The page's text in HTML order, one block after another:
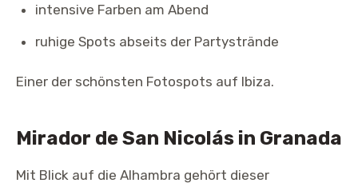
intensive Farben am Abend
ruhige Spots abseits der Partystrände
Einer der schönsten Fotospots auf Ibiza.
Mirador de San Nicolás in Granada
Mit Blick auf die Alhambra gehört dieser